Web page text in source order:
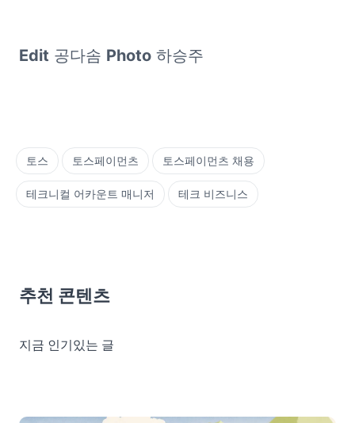
Edit 공다솜 Photo 하승주
토스 토스페이먼츠 토스페이먼츠 채용
테크니컬 어카운트 매니저 테크 비즈니스
추천 콘텐츠
지금 인기있는 글